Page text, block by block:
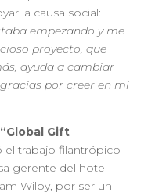
la causa social:
empezando y me
proyecto, que
ayuda a cambiar
por creer en mi
“Global Gift
el trabajo filantrópico
gerente del hotel
Wilby, por ser un